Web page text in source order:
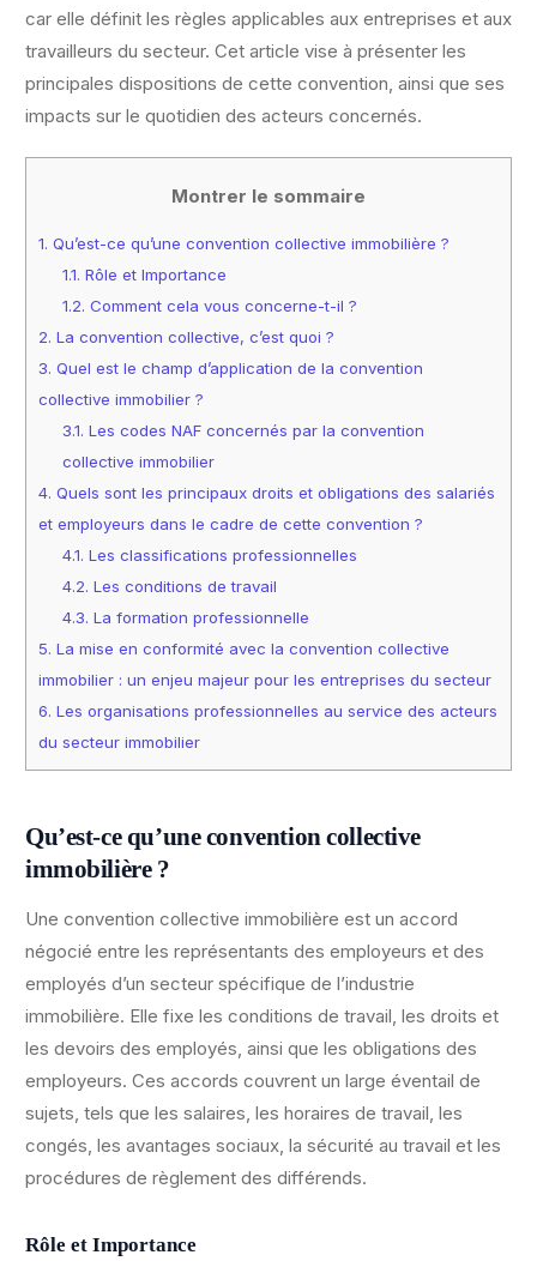
car elle définit les règles applicables aux entreprises et aux
travailleurs du secteur. Cet article vise à présenter les
principales dispositions de cette convention, ainsi que ses
impacts sur le quotidien des acteurs concernés.
Montrer le sommaire
1. Qu’est-ce qu’une convention collective immobilière ?
1.1. Rôle et Importance
1.2. Comment cela vous concerne-t-il ?
2. La convention collective, c’est quoi ?
3. Quel est le champ d’application de la convention
collective immobilier ?
3.1. Les codes NAF concernés par la convention
collective immobilier
4. Quels sont les principaux droits et obligations des salariés
et employeurs dans le cadre de cette convention ?
4.1. Les classifications professionnelles
4.2. Les conditions de travail
4.3. La formation professionnelle
5. La mise en conformité avec la convention collective
immobilier : un enjeu majeur pour les entreprises du secteur
6. Les organisations professionnelles au service des acteurs
du secteur immobilier
Qu’est-ce qu’uneconventioncollective
immobilière ?
Une convention collective immobilière est un accord
négocié entre les représentants des employeurs et des
employés d’un secteur spécifique de l’industrie
immobilière. Elle fixe les conditions de travail, les droits et
les devoirs des employés, ainsi que les obligations des
employeurs. Ces accords couvrent un large éventail de
sujets, tels que les salaires, les horaires de travail, les
congés, les avantages sociaux, la sécurité au travail et les
procédures de règlement des différends.
Rôle et Importance